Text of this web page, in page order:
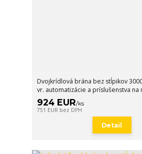
Dvojkrídlová brána bez stĺpikov
vr. automatizácie a príslušenstva na
924 EUR/ks
751 EUR bez DPH
Detail